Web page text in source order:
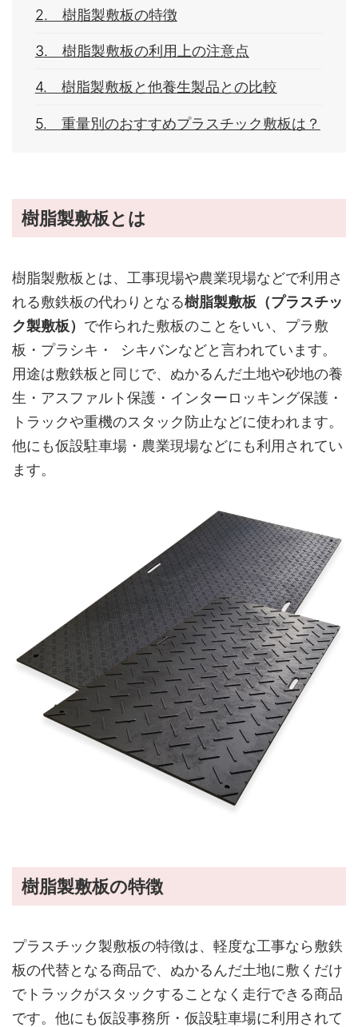
樹脂製敷板の特徴
樹脂製敷板の利用上の注意点
樹脂製敷板と他養生製品との比較
重量別のおすすめプラスチック敷板は？
樹脂製敷板とは
樹脂製敷板とは、工事現場や農業現場などで利用さ
れる敷鉄板の代わりとなる樹脂製敷板（プラスチッ
ク製敷板） で作られた敷板のことをいい、プラ敷
板・プラシキ・ シキバンなどと言われています。
用途は敷鉄板と同じで、ぬかるんだ土地や砂地の養
生・アスファルト保護・インターロッキング保護・
トラックや重機のスタック防止などに使われます。
他にも仮設駐車場・農業現場などにも利用されてい
ます。
樹脂製敷板の特徴
プラスチック製敷板の特徴は、軽度な工事なら敷鉄
板の代替となる商品で、ぬかるんだ土地に敷くだけ
でトラックがスタックすることなく走行できる商品
です。他にも仮設事務所・仮設駐車場に利用されて